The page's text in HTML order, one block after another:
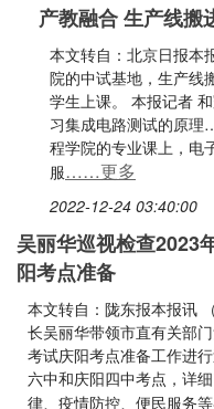
产教融合 生产线搬
本文转自：北京日报本
院的中试基地，生产线
学生上课。 本报记者
习集成电路测试的原
程学院的专业课上，电
服……更多
2022-12-24 03:40:00
吴丽华巡视检查2023
阳考点准备
本文转自：陇东报本报讯
长吴丽华带领市直有关部
考试庆阳考点准备工作进
六中和庆阳四中考点，详
律、疫情防控、便民服务